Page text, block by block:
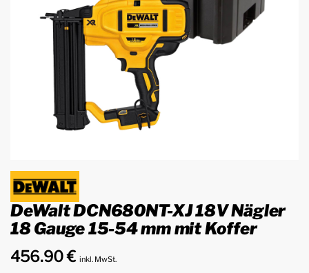
DeWalt DCN680NT-XJ 18V Nägler
18 Gauge 15-54 mm mit Koffer
456.90€ inkl. MwSt.